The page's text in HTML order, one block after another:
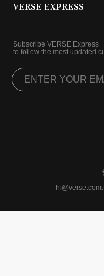
VERSE EXPRESS
Subscribe VERSE Express
to follow the most updated